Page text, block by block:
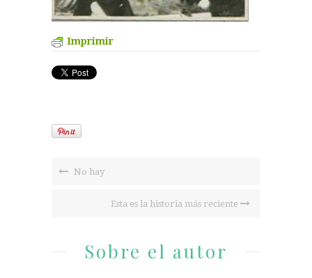
Imprimir
No hay
Esta es la historia más reciente
Sobre el autor